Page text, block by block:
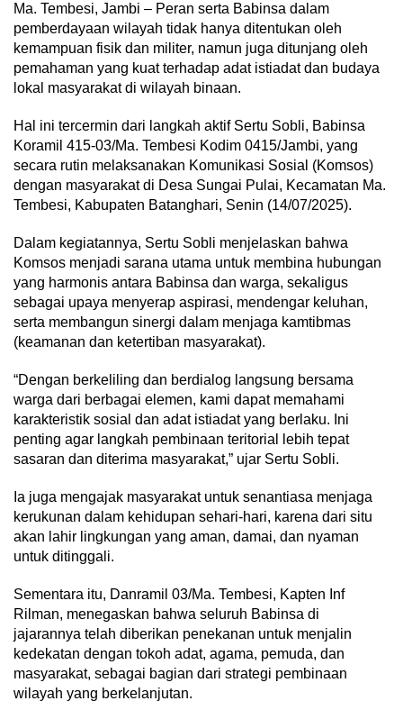
Ma. Tembesi, Jambi – Peran serta Babinsa dalam
pemberdayaan wilayah tidak hanya ditentukan oleh
kemampuan fisik dan militer, namun juga ditunjang oleh
pemahaman yang kuat terhadap adat istiadat dan budaya
lokal masyarakat di wilayah binaan.
Hal ini tercermin dari langkah aktif Sertu Sobli, Babinsa
Koramil 415-03/Ma. Tembesi Kodim 0415/Jambi, yang
secara rutin melaksanakan Komunikasi Sosial (Komsos)
dengan masyarakat di Desa Sungai Pulai, Kecamatan Ma.
Tembesi, Kabupaten Batanghari, Senin (14/07/2025).
Dalam kegiatannya, Sertu Sobli menjelaskan bahwa
Komsos menjadi sarana utama untuk membina hubungan
yang harmonis antara Babinsa dan warga, sekaligus
sebagai upaya menyerap aspirasi, mendengar keluhan,
serta membangun sinergi dalam menjaga kamtibmas
(keamanan dan ketertiban masyarakat).
“Dengan berkeliling dan berdialog langsung bersama
warga dari berbagai elemen, kami dapat memahami
karakteristik sosial dan adat istiadat yang berlaku. Ini
penting agar langkah pembinaan teritorial lebih tepat
sasaran dan diterima masyarakat,” ujar Sertu Sobli.
Ia juga mengajak masyarakat untuk senantiasa menjaga
kerukunan dalam kehidupan sehari-hari, karena dari situ
akan lahir lingkungan yang aman, damai, dan nyaman
untuk ditinggali.
Sementara itu, Danramil 03/Ma. Tembesi, Kapten Inf
Rilman, menegaskan bahwa seluruh Babinsa di
jajarannya telah diberikan penekanan untuk menjalin
kedekatan dengan tokoh adat, agama, pemuda, dan
masyarakat, sebagai bagian dari strategi pembinaan
wilayah yang berkelanjutan.